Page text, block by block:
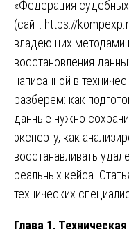
«Федерация судебных
(сайт: https://
владеющих методами
восстановления
написанной в
разберем: как
данные нужно
эксперту, как
восстанавливать
реальных кейса.
технических
Глава 1.